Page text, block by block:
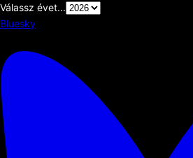
Válassz évet...
Bluesky